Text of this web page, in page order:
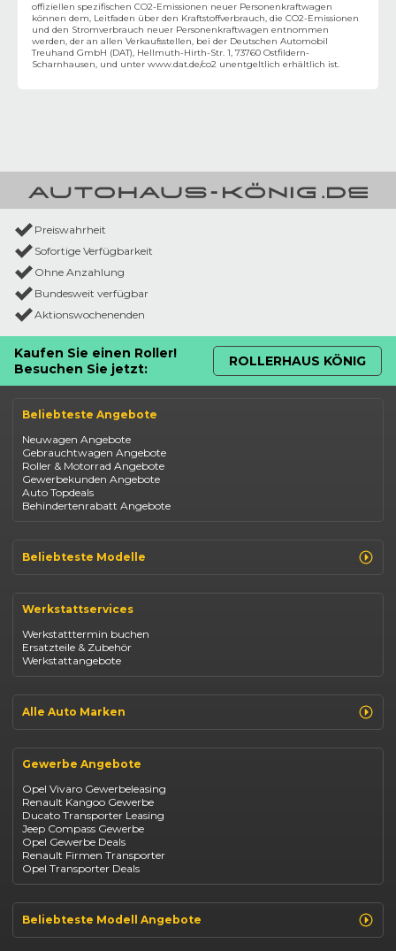
offiziellen spezifischen CO2-Emissionen neuer Personenkraftwagen
können dem‚ Leitfaden über den Kraftstoffverbrauch, die CO2-Emissionen
und den Stromverbrauch neuer Personenkraftwagen entnommen
werden, der an allen Verkaufsstellen, bei der Deutschen Automobil
Treuhand GmbH (DAT), Hellmuth-Hirth-Str. 1, 73760 Ostfildern-
Scharnhausen, und unter www.dat.de/co2 unentgeltlich erhältlich ist.
Preiswahrheit
Sofortige Verfügbarkeit
Ohne Anzahlung
Bundesweit verfügbar
Aktionswochenenden
Kaufen Sie einen Roller!
Besuchen Sie jetzt:
ROLLERHAUS KÖNIG
Beliebteste Angebote
Neuwagen Angebote
Gebrauchtwagen Angebote
Roller & Motorrad Angebote
Gewerbekunden Angebote
Auto Topdeals
Behindertenrabatt Angebote
Beliebteste Modelle
Opel Corsa
Fiat 500
Dacia Duster
Dacia Sandero
Jeep Compass
Suzuki Vitara
Suzuki Swift
Mazda CX-30
Werkstattservices
Werkstatttermin buchen
Ersatzteile & Zubehör
Werkstattangebote
Alle Auto Marken
Opel
Fiat
Jeep
Suzuki
BYD
Kia
Mazda
Citroën
Abarth
Fiat Professional
Gewerbe Angebote
Opel Vivaro Gewerbeleasing
Renault Kangoo Gewerbe
Ducato Transporter Leasing
Jeep Compass Gewerbe
Opel Gewerbe Deals
Renault Firmen Transporter
Opel Transporter Deals
Beliebteste Modell Angebote